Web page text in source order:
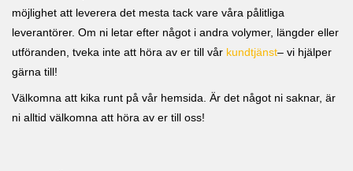
möjlighet att leverera det mesta tack vare våra pålitliga
leverantörer. Om ni letar efter något i andra volymer, längder eller
utföranden, tveka inte att höra av er till vår kundtjänst– vi hjälper
gärna till!
Välkomna att kika runt på vår hemsida. Är det något ni saknar, är
ni alltid välkomna att höra av er till oss!